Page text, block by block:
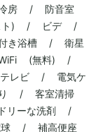
房 / 防音室
ト) / ビデ /
き浴槽 / 衛星
(無料) /
テレビ / 電気ケ
/ 客室清掃
リーな洗剤 /
球 / 補高便座